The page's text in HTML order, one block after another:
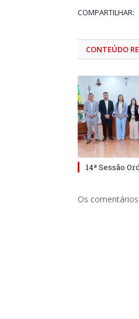
COMPARTILHAR:
CONTEÚDO
14ª Sessão
Os